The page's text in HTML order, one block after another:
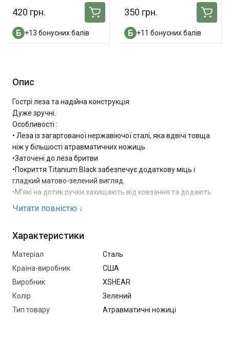
420 грн.
+13 бонусних балів
350 грн.
+11 бонусних балів
Опис
Гострі леза та надійна конструкція
Дуже зручні.
Особливості :
• Леза із загартованої нержавіючої сталі, яка вдвічі товща
ніж у більшості атравматичних ножиць
•Заточені до леза бритви
•Покриття Titanium Black забезпечує додаткову міць і
гладкий матово-зелений вигляд.
•М'які на дотик ручки захищають від ковзання та додають
комфорт
погодження зі шкірою.
Читати повністю ↓
Характеристики
Матеріал
Сталь
Країна-виробник
США
Виробник
XSHEAR
Колір
Зелений
Тип товару
Атравматичні ножиці